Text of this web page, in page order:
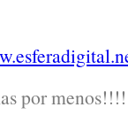
por menos!!!!